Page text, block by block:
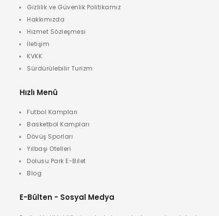
Gizlilik ve Güvenlik Politikamız
Hakkımızda
Hizmet Sözleşmesi
İletişim
KVKK
Sürdürülebilir Turizm
Hızlı Menü
Futbol Kampları
Basketbol Kampları
Dövüş Sporları
Yılbaşı Otelleri
Dolusu Park E-Bilet
Blog
E-Bülten - Sosyal Medya